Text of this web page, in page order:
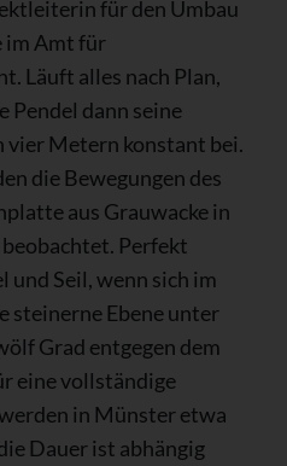
für den Umbau
im Amt für
Läuft alles nach Plan,
Pendel dann seine
vier Metern konstant bei.
die Bewegungen des
aus Grauwacke in
beobachtet. Perfekt
und Seil, wenn sich im
steinerne Ebene unter
Grad entgegen dem
eine vollständige
in Münster etwa
Dauer ist abhängig